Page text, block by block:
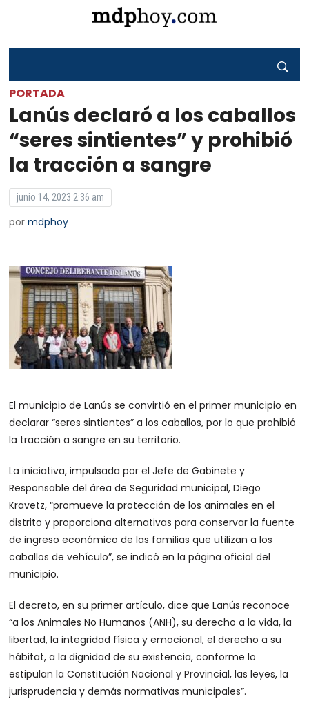
PORTADA
Lanús declaró a los caballos
“seres sintientes” y prohibió
la tracción a sangre
junio 14, 2023 2:36 am
pormdphoy
El municipio de Lanús se convirtió en el primer municipio en
declarar “seres sintientes” a los caballos, por lo que prohibió
la tracción a sangre en su territorio.
La iniciativa, impulsada por el Jefe de Gabinete y
Responsable del área de Seguridad municipal, Diego
Kravetz, “promueve la protección de los animales en el
distrito y proporciona alternativas para conservar la fuente
de ingreso económico de las familias que utilizan a los
caballos de vehículo”, se indicó en la página oficial del
municipio.
El decreto, en su primer artículo, dice que Lanús reconoce
“a los Animales No Humanos (ANH), su derecho a la vida, la
libertad, la integridad física y emocional, el derecho a su
hábitat, a la dignidad de su existencia, conforme lo
estipulan la Constitución Nacional y Provincial, las leyes, la
jurisprudencia y demás normativas municipales”.